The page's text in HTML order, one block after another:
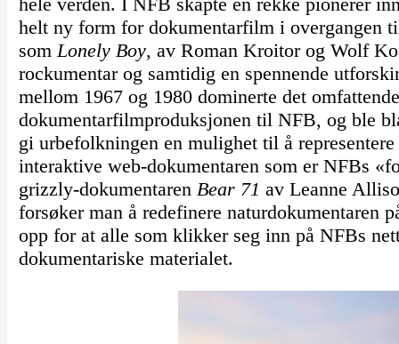
helt ny form for dokumentarfilm i overgangen
somLonely Boy, av Roman Kroitor og Wolf
rockumentar og samtidig en spennende
mellom 1967 og 1980 dominerte det
dokumentarfilmproduksjonen til NFB, og ble
gi urbefolkningen en mulighet til å
interaktive web-dokumentaren som er NFBs
grizzly-dokumentaren Bear 71 av Leanne
forsøker man å redefinere naturdokumentaren
opp for at alle som klikker seg inn på NFBs
dokumentariske materialet.